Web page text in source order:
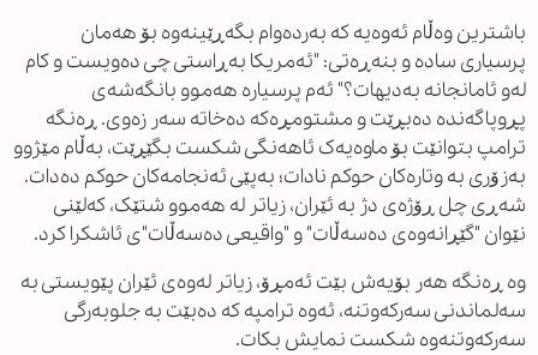
باشترین وەڵام ئەوەیە کە بەردەوام بگەڕێینەوە بۆ هەمان
پرسیاری سادە و بنەڕەتی: "ئەمریکا بەڕاستی چی دەویست و کام
لەو ئامانجانە بەدیهات؟" ئەم پرسیارە هەموو بانگەشەی
پڕوپاگەندە دەبڕێت و مشتومڕەکە دەخاتە سەر زەوی. ڕەنگە
ترامپ بتوانێت بۆ ماوەیەک ئاهەنگی شکست بگێڕێت، بەڵام مێژوو
بەزۆری بە وتارەکان حوکم نادات؛ بەپێی ئەنجامەکان حوکم دەدات.
شەڕی چل ڕۆژەی دژ بە ئێران، زیاتر لە هەموو شتێک، کەلێنی
نێوان "گێڕانەوەی دەسەڵات" و "واقیعی دەسەڵات"ی ئاشکرا کرد.
وە ڕەنگە هەر بۆیەش بێت ئەمڕۆ، زیاتر لەوەی ئێران پێویستی بە
سەلماندنی سەرکەوتنە، ئەوە ترامپە کە دەبێت بە جلوبەرگی
سەرکەوتنەوە شکست نمایش بکات.